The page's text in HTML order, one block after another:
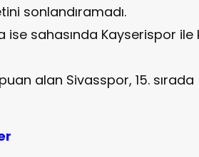
sonlandıramadı.
ise sahasında Kayserispor ile
alan Sivasspor, 15. sırada